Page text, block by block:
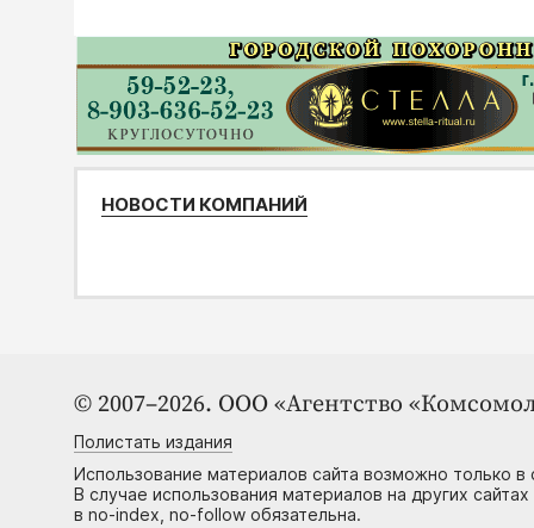
НОВОСТИ КОМПАНИЙ
© 2007–2026. ООО «Агентство
Полистать издания
Использование материалов сайта возможно только
В случае использования материалов на других
в no-index, no-follow обязательна.